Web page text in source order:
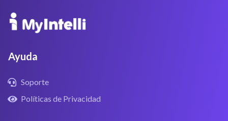
Ayuda
Soporte
Políticas de Privacidad